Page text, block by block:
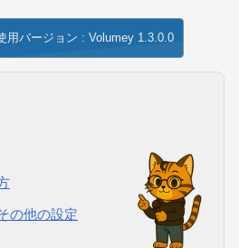
用バージョン : Volumey 1.3.0.0
の他の設定